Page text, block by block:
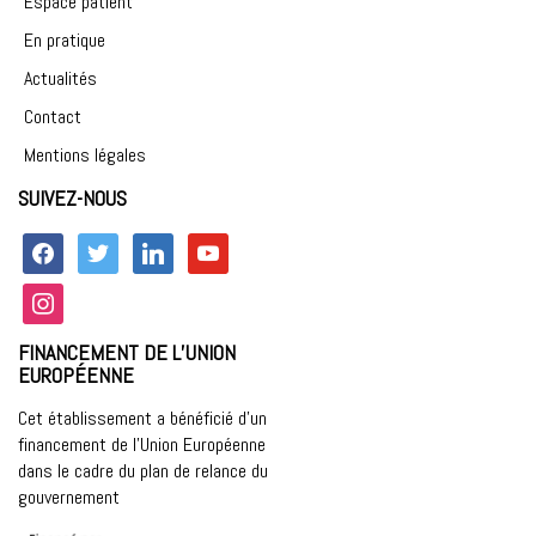
En pratique
Actualités
Contact
Mentions légales
SUIVEZ-NOUS
facebook twitter linkedin
youtube
instagram
FINANCEMENT DE L’UNION
EUROPÉENNE
Cet établissement a bénéficié d’un
financement de l’Union Européenne
dans le cadre du plan de relance du
gouvernement